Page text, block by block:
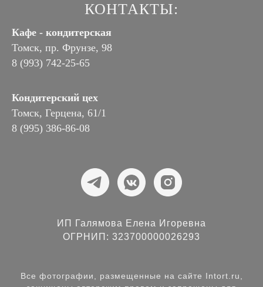
КОНТАКТЫ:
Кафе - кондитерская
Томск, пр. Фрунзе, 98
8 (993) 742-25-65
Кондитерский цех
Томск, Герцена, 61/1
8 (995) 386-86-08
ИП Галямова Елена Игоревна
ОГРНИП: 323700000026293
Все фотографии, размещенные на сайте Intort.ru,